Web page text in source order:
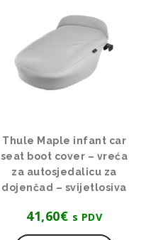
Thule Maple infant car
seat boot cover – vreća
za autosjedalicu za
dojenčad – svijetlosiva
41,60€ s PDV